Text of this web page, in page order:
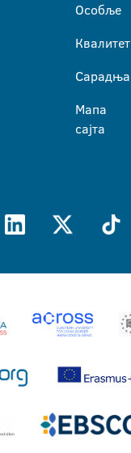
Особље
Квалитет
Сарадња
Мапа
сајта